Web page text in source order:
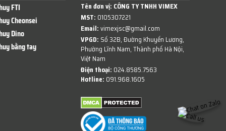
FTI
Cheonsei
Dino
bằng tay
Tên đơn vị: CÔNG TY TNHH VIMEX
MST: 0105307221
Email:vimexjsc@gmail.com
VPGD: Số 32B, Đường Khuyến Lương,
Phường Lĩnh Nam, Thành phố Hà Nội,
Việt Nam
Điện thoại: 024.8585.7563
Hotline: 091.968.1605